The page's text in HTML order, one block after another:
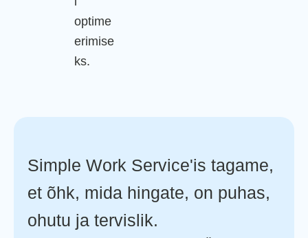
optime
erimise
ks.
Simple Work Service'is tagame,
et õhk, mida hingate, on puhas,
ohutu ja tervislik.